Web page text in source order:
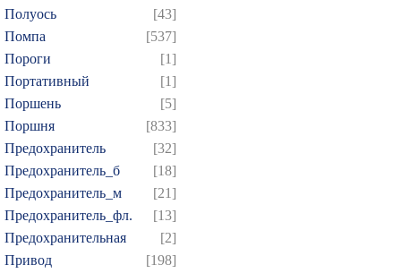
Полуось
[43]
Помпа
[537]
Пороги
[1]
Портативный
[1]
Поршень
[5]
Поршня
[833]
Предохранитель
[32]
Предохранитель_б
[18]
Предохранитель_м
[21]
Предохранитель_фл.
[13]
Предохранительная
[2]
Привод
[198]